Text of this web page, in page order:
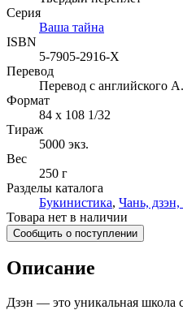
Серия
Ваша тайна
ISBN
5-7905-2916-X
Перевод
Перевод с английского
Формат
84 x 108 1/32
Тираж
5000 экз.
Вес
250 г
Разделы каталога
Букинистика, Чань,
Товара нет в наличии
Сообщить о поступлении
Описание
Дзэн — это уникальная школа